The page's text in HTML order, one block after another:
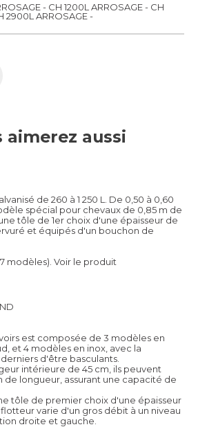
- CH 1200L ARROSAGE - CH
2900L ARROSAGE -
aimerez aussi
de 260 à 1 250 L. De 0,50 à 0,60
spécial pour chevaux de 0,85 m de
tôle de 1er choix d'une épaisseur de
et équipés d'un bouchon de
modèles). Voir le produit
est composée de 3 modèles en
et 4 modèles en inox, avec la
d'être basculants.
intérieure de 45 cm, ils peuvent
de longueur, assurant une capacité de
tôle de premier choix d'une épaisseur
varie d'un gros débit à un niveau
droite et gauche.